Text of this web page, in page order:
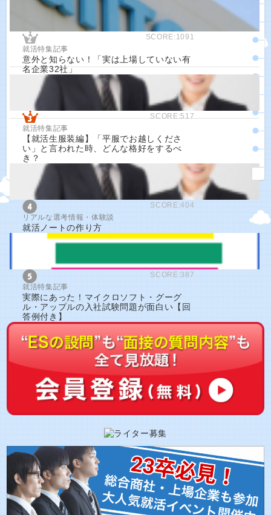
SCORE:1091
就活特集記事
意外と知らない！「実は上場していない有
名企業32社」
SCORE:517
就活特集記事
【就活生服装編】「平服でお越しくださ
い」と言われた時、どんな格好をするべ
き？
SCORE:404
リアルな選考情報・体験談
就活ノートの作り方
SCORE:387
就活特集記事
実際にあった！マイクロソフト・グーグ
ル・アップルの入社試験問題が面白い【回
答例付き】